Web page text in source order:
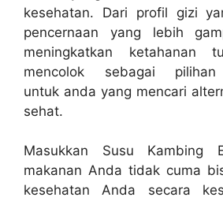
kesehatan. Dari profil gizi
pencernaan yang lebih
meningkatkan ketahanan
mencolok sebagai
untuk anda yang mencari
sehat.
Masukkan Susu Kambing
makanan Anda tidak cuma
kesehatan Anda secara